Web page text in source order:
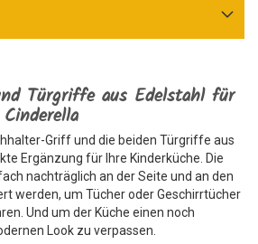
Türgriffe aus Edelstahl für
Griff und die beiden Türgriffe aus
Ergänzung für Ihre Kinderküche. Die
nachträglich an der Seite und an den
werden, um Tücher oder Geschirrtücher
Und um der Küche einen noch
Look zu verpassen.